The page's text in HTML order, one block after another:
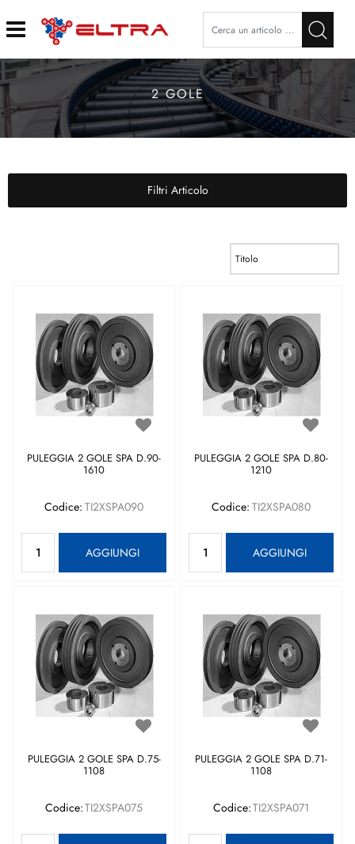
Open
2 GOLE
Filtri Articolo
PULEGGIA 2 GOLE SPA D.90-
1610
Codice: TI2XSPA090
AGGIUNGI
PULEGGIA 2 GOLE SPA D.80-
1210
Codice: TI2XSPA080
AGGIUNGI
PULEGGIA 2 GOLE SPA D.75-
1108
Codice:TI2XSPA075
PULEGGIA 2 GOLE SPA D.71-
1108
Codice:TI2XSPA071